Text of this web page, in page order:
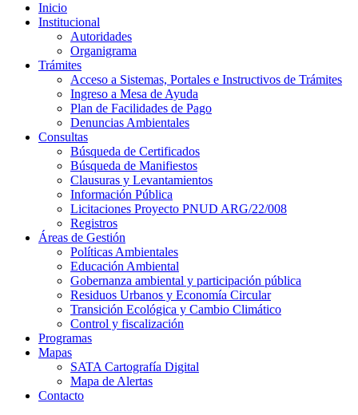
Inicio
Institucional
Autoridades
Organigrama
Trámites
Acceso a Sistemas, Portales e Instructivos de Trámites
Ingreso a Mesa de Ayuda
Plan de Facilidades de Pago
Denuncias Ambientales
Consultas
Búsqueda de Certificados
Búsqueda de Manifiestos
Clausuras y Levantamientos
Información Pública
Licitaciones Proyecto PNUD ARG/22/008
Registros
Áreas de Gestión
Políticas Ambientales
Educación Ambiental
Gobernanza ambiental y participación pública
Residuos Urbanos y Economía Circular
Transición Ecológica y Cambio Climático
Control y fiscalización
Programas
Mapas
SATA Cartografía Digital
Mapa de Alertas
Contacto